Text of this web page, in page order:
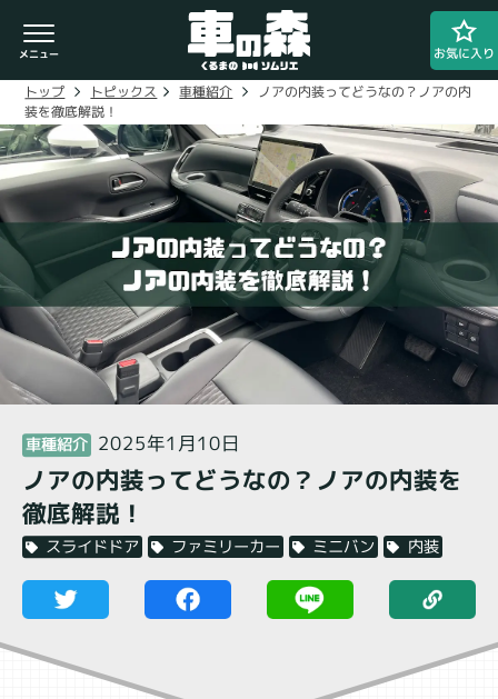
お気に入り
車検・整備のお問い合わせ
0800-080-1777
ご希望の店舗をタップしてください。
車の森
閉じる
トップ トピックス 車種紹介 ノアの内装ってどうなの？ノアの内
装を徹底解説！
車種紹介 2025年1月10日
ノアの内装ってどうなの？ノアの内装を
徹底解説！
スライドドア ファミリーカー ミニバン 内装